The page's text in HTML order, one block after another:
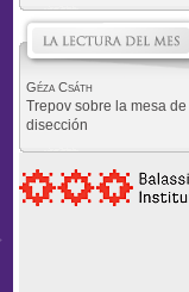
Géza Csáth
Trepov sobre la mesa de
disección